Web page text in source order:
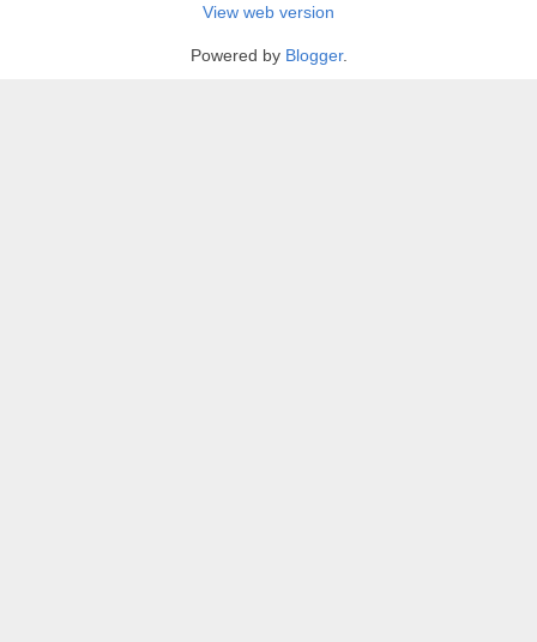
View web version
Powered by Blogger.